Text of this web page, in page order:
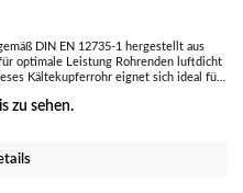
DIN EN 12735-1 hergestellt aus
optimale Leistung Rohrenden luftdicht
zuverlässig.
zu sehen.